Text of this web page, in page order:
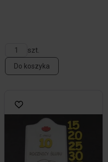
szt.
Do koszyka